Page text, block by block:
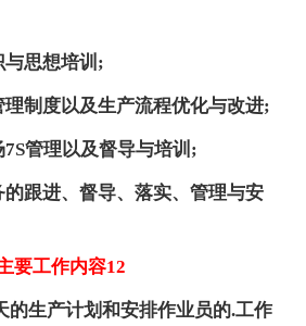
思想培训;
制度以及生产流程优化与改进;
管理以及督导与培训;
跟进、督导、落实、管理与安
要工作内容12
生产计划和安排作业员的.工作